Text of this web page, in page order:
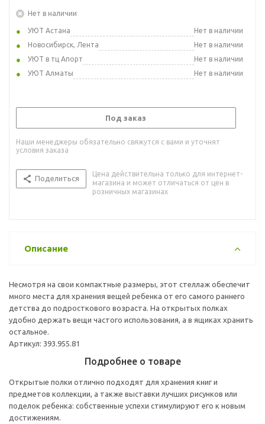
Нет в наличии
УЮТ Астана
Нет в наличии
Новосибирск, Лента
Нет в наличии
УЮТ в тц Апорт
Нет в наличии
УЮТ Алматы
Нет в наличии
Под заказ
Наши менеджеры обязательно свяжутся с вами и уточнят
условия заказа
Поделиться
Цена действительна только для интернет-
магазина и может отличаться от цен в
розничных магазинах
Описание
Несмотря на свои компактные размеры, этот стеллаж обеспечит
много места для хранения вещей ребенка от его самого раннего
детства до подросткового возраста. На открытых полках
удобно держать вещи частого использования, а в ящиках хранить
остальное.
Артикул: 393.955.81
Подробнее о товаре
Открытые полки отлично подходят для хранения книг и
предметов коллекции, а также выставки лучших рисунков или
поделок ребенка: собственные успехи стимулируют его к новым
достижениям.